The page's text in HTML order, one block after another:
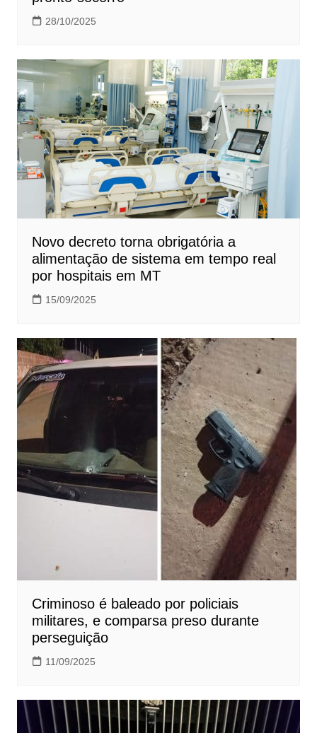
28/10/2025
Novo decreto torna obrigatória a
alimentação de sistema em tempo real
por hospitais em MT
15/09/2025
Criminoso é baleado por policiais
militares, e comparsa preso durante
perseguição
11/09/2025